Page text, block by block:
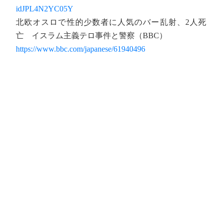
idJPL4N2YC05Y
北欧オスロで性的少数者に人気のバー乱射、2人死
亡 イスラム主義テロ事件と警察（BBC）
https://www.bbc.com/japanese/61940496